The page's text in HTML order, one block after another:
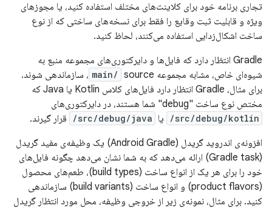
تجاری برنامه خود برای کلاینت‌های مختلف استفاده کنید، یا مجوزهای
ویژه و قابلیت ثبت وقایع را فقط برای نسخه‌های ساختی که از نوع
ساخت اشکال‌زدایی استفاده می‌کنند، لحاظ کنید.
Gradle انتظار دارد که فایل‌ها و دایرکتوری‌های مجموعه منبع به
شیوه‌ای خاص، مشابه مجموعه
main/ source، سازماندهی شوند.
برای مثال، Gradle انتظار دارد فایل‌های کلاس Kotlin یا Java که
مختص نوع ساخت "debug" شما هستند، در دایرکتوری‌های
src/debug/kotlin/ یا src/debug/java/
قرار گیرند.
افزونه‌ی اندروید گریدل (Android Gradle) یک وظیفه‌ی مفید گریدل
(Gradle task) ارائه می‌دهد که به شما نشان می‌دهد چگونه فایل‌های
خود را برای هر یک از انواع ساخت (build types)، طعم‌های محصول
(product flavors) و انواع ساخت (build variants) سازماندهی
کنید. برای مثال، نمونه‌ی زیر از خروجی وظیفه، محل مورد انتظار گریدل